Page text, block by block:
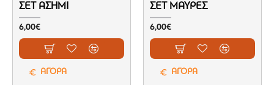
ΣΕΤ ΑΣΗΜΊ
6,00€
ΑΓΟΡΑ
ΣΕΤ ΜΑΎΡΕΣ
6,00€
ΑΓΟΡΑ